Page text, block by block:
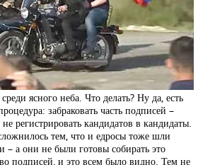
ясного неба. Что делать? Ну да, есть
забраковать часть подписей –
регистрировать кандидатов в кандидаты.
тем, что и едросы тоже шли
а они не были готовы собирать это
подписей, и это всем было видно. Тем не